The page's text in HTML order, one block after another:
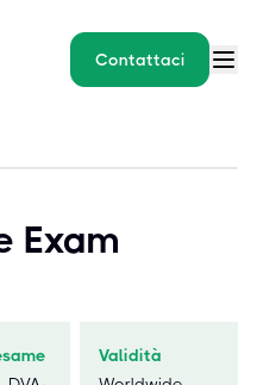
Contattaci
Exam
Validità